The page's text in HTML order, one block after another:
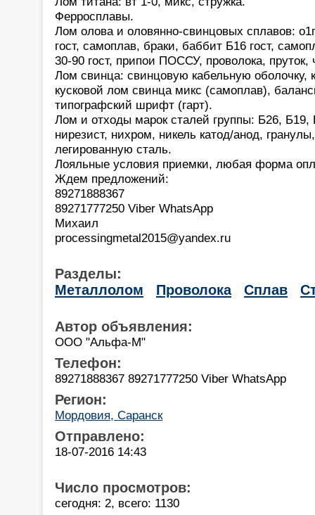
Ферросплавы.
Лом олова и оловянно-свинцовых сплавов:
гост, самоплав, браки, баббит Б16 гост,
30-90 гост, припои ПОССУ, проволока,
Лом свинца: свинцовую кабельную оболочку,
кусковой лом свинца микс (самоплав),
типографский шрифт (гарт).
Лом и отходы марок сталей группы: Б26,
нирезист, нихром, никель катод/анод,
легированную сталь.
Лояльные условия приемки, любая форма
Ждем предложений:
89271888367
89271777250 Viber WhatsApp
Михаил
processingmetal2015@yandex.ru
Разделы:
Металлолом
Проволока Сплав
Автор объявления:
ООО "Альфа-М"
Телефон:
89271888367 89271777250 Viber WhatsApp
Регион:
Мордовия, Саранск
Отправлено:
18-07-2016 14:43
Число просмотров:
сегодня: 2, всего: 1130